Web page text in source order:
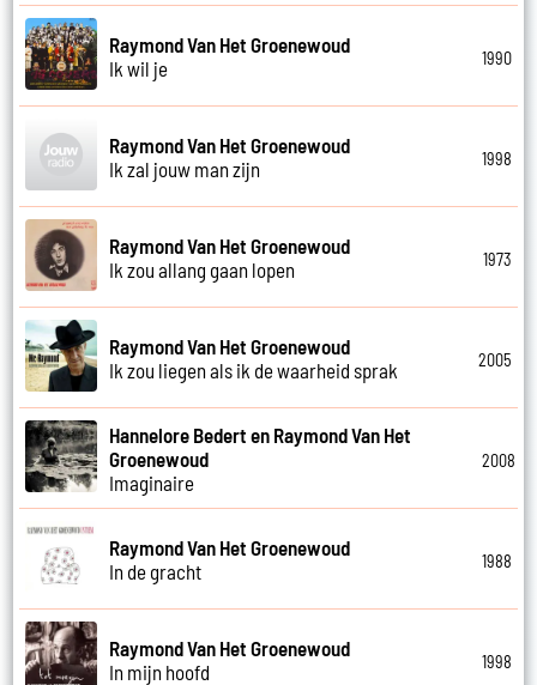
Raymond Van Het Groenewoud
Ik wil je
1990
Raymond Van Het Groenewoud
Ik zal jouw man zijn
1998
Raymond Van Het Groenewoud
Ik zou allang gaan lopen
1973
Raymond Van Het Groenewoud
Ik zou liegen als ik de waarheid sprak
2005
Hannelore Bedert en Raymond Van Het
Groenewoud
Imaginaire
2008
Raymond Van Het Groenewoud
In de gracht
1988
Raymond Van Het Groenewoud
In mijn hoofd
1998